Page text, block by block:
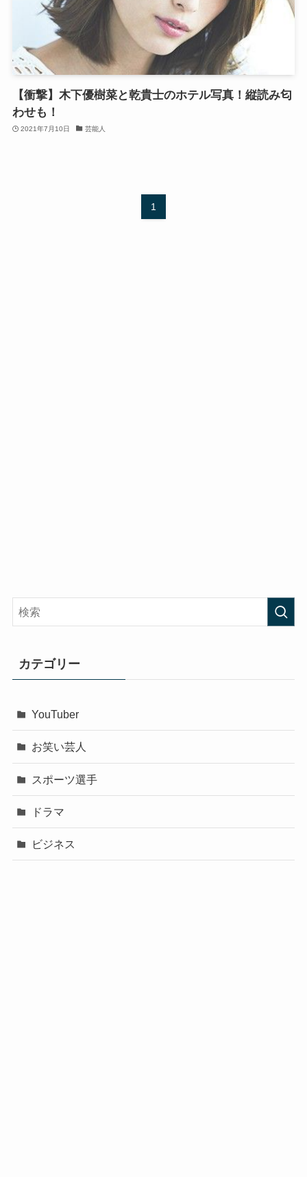
【衝撃】木下優樹菜と乾貴士のホテル写真！縦読み匂
わせも！
2021年7月10日 芸能人
1
カテゴリー
YouTuber
お笑い芸人
スポーツ選手
ドラマ
ビジネス